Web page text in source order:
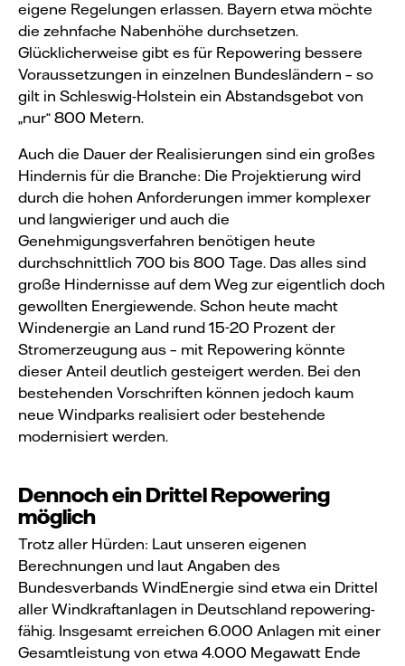
eigene Regelungen erlassen. Bayern etwa möchte
die zehnfache Nabenhöhe durchsetzen.
Glücklicherweise gibt es für Repowering bessere
Voraussetzungen in einzelnen Bundesländern – so
gilt in Schleswig-Holstein ein Abstandsgebot von
„nur“ 800 Metern.
Auch die Dauer der Realisierungen sind ein großes
Hindernis für die Branche: Die Projektierung wird
durch die hohen Anforderungen immer komplexer
und langwieriger und auch die
Genehmigungsverfahren benötigen heute
durchschnittlich 700 bis 800 Tage. Das alles sind
große Hindernisse auf dem Weg zur eigentlich doch
gewollten Energiewende. Schon heute macht
Windenergie an Land rund 15-20 Prozent der
Stromerzeugung aus – mit Repowering könnte
dieser Anteil deutlich gesteigert werden. Bei den
bestehenden Vorschriften können jedoch kaum
neue Windparks realisiert oder bestehende
modernisiert werden.
Dennoch ein Drittel Repowering
möglich
Trotz aller Hürden: Laut unseren eigenen
Berechnungen und laut Angaben des
Bundesverbands WindEnergie sind etwa ein Drittel
aller Windkraftanlagen in Deutschland repowering-
fähig. Insgesamt erreichen 6.000 Anlagen mit einer
Gesamtleistung von etwa 4.000 Megawatt Ende